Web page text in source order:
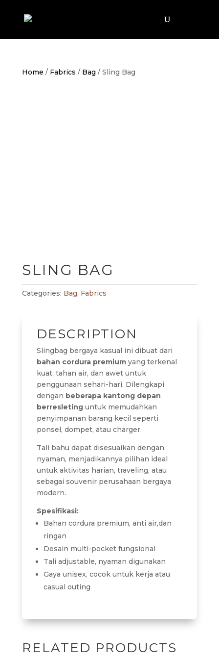
Home / Fabrics / Bag / Sling Bag
SLING BAG
Categories: Bag, Fabrics
DESCRIPTION
Slingbag bergaya kasual ini dibuat dari
bahan cordura premiumyang terkenal
kuat, tahan air, dan awet untuk
penggunaan sehari-hari. Dilengkapi
dengan beberapa kantong depan
berresletinguntuk memudahkan
penyimpanan barang kecil seperti
ponsel, dompet, atau charger.
Tali bahu dapat disesuaikan dengan
nyaman, menjadikannya pilihan ideal
untuk aktivitas harian, traveling, atau
sebagai souvenir perusahaan bergaya
modern.
Spesifikasi:
Bahan cordura premium, anti air,dan
ringan
Desain multi-pocket fungsional
Tali adjustable, nyaman digunakan
Gaya unisex, cocok untuk kerja atau
casual outing
RELATED PRODUCTS